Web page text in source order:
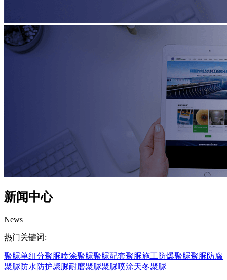
新闻中心
News
热门关键词:
聚脲单组分聚脲喷涂聚脲聚脲配套聚脲施工防爆聚脲聚脲防腐
聚脲防水防护聚脲耐磨聚脲聚脲喷涂天冬聚脲